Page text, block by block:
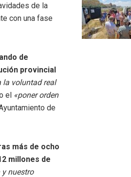
de la
con una fase
de
provincial
la voluntad real
el «poner orden
de
más de ocho
millones de
nuestro